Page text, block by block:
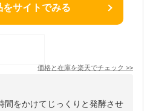
をサイトでみる
価格と在庫を楽天でチェック >>
間をかけてじっくりと発酵させ